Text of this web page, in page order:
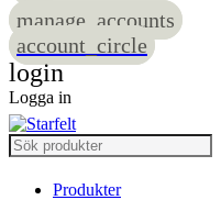
manage_accounts
account_circle
login
Logga in
Produkter